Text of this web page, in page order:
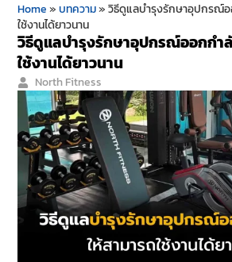
Home »บทความ»วิธีดูแลบำรุงรักษาอุปกรณ์อ
ใช้งานได้ยาวนาน
วิธีดูแลบำรุงรักษาอุปกรณ์ออกกำ
ใช้งานได้ยาวนาน
North Fitness